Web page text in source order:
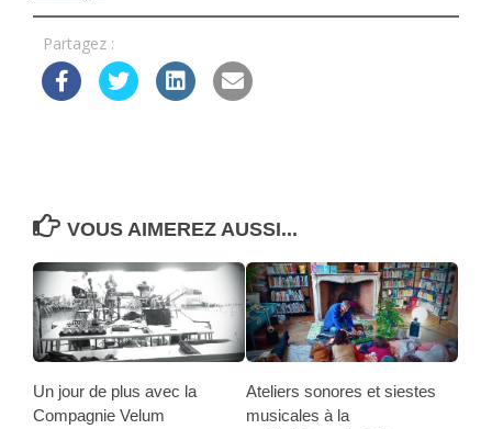
Partagez :
VOUS AIMEREZ AUSSI...
Un jour de plus avec la
Compagnie Velum
Ateliers sonores et siestes
musicales à la